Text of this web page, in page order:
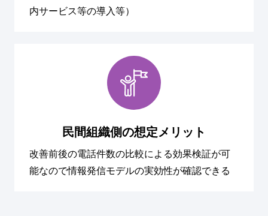
内サービス等の導入等）
民間組織側の想定メリット
改善前後の電話件数の比較による効果検証が可
能なので情報発信モデルの実効性が確認できる